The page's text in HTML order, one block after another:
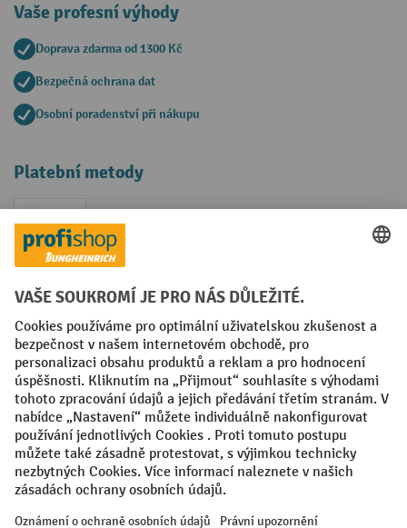
Vaše profesní výhody
Doprava zdarma od 1300 Kč
Bezpečná ochrana dat
Osobní poradenství při nákupu
Platební metody
Faktura
Sociální sítě
Facebook
YouTubeLinkedIn
VODP Otisk
Prohlášení o ochraně osobních údajů
Nastavení ochrany osobních údajů